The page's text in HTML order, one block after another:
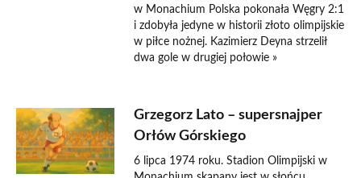
w Monachium Polska pokonała Węgry 2:1
i zdobyła jedyne w historii złoto olimpijskie
w piłce nożnej. Kazimierz Deyna strzelił
dwa gole w drugiej połowie »
Grzegorz Lato – supersnajper
Orłów Górskiego
6 lipca 1974 roku. Stadion Olimpijski w